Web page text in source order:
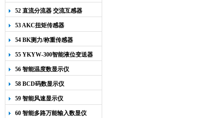
52 直流分流器 交流互感器
53 AKC扭矩传感器
54 BK测力/称重传感器
55 YKYW-300智能液位变送器
56 智能温度数显示仪
58 BCD码数显示仪
59 智能风速显示仪
60 智能多路万能输入数显仪